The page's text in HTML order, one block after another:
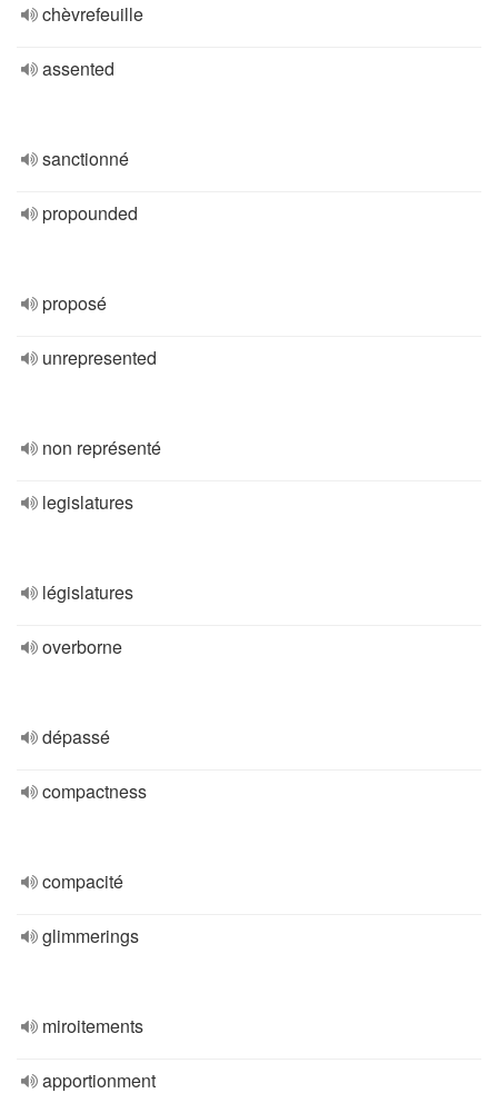
chèvrefeuille
assented
sanctionné
propounded
proposé
unrepresented
non représenté
legislatures
législatures
overborne
dépassé
compactness
compacité
glimmerings
miroitements
apportionment